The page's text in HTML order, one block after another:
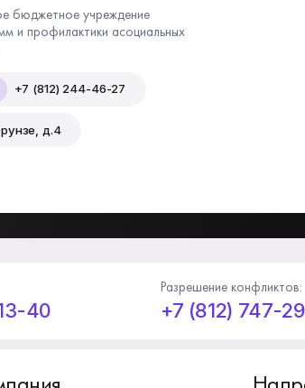
бюджетное учреждение
и профилактики асоциальных
+7 (812) 244-46-27
д.4
40
Разрешение конфликтов:
+7 (812) 747-